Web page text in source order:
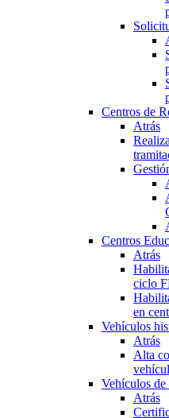
Centros de
Atrás
Centros
Atrás
ciclo
en
Vehículos
Atrás
Alta
Vehículos
Atrás